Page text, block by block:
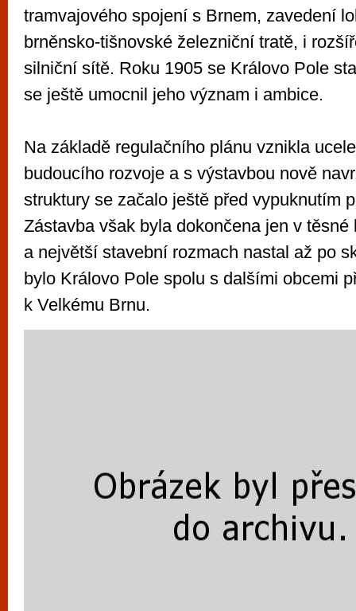
tramvajového spojení s Brnem, zavedení
brněnsko-tišnovské železniční tratě, i
silniční sítě. Roku 1905 se Královo Pole
se ještě umocnil jeho význam i ambice.
Na základě regulačního plánu vznikla
budoucího rozvoje a s výstavbou nově
struktury se začalo ještě před vypuknutím
Zástavba však byla dokončena jen v
a největší stavební rozmach nastal až po
bylo Královo Pole spolu s dalšími obcemi
k Velkému Brnu.